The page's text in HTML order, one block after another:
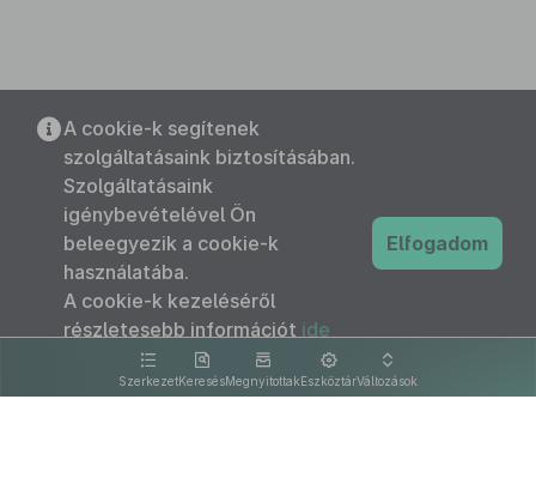
SzerkezetKeresésMegnyitottakEszköztárVáltozások
A cookie-k segítenek
szolgáltatásaink biztosításában.
Szolgáltatásaink
igénybevételével Ön
beleegyezik a cookie-k
használatába.
A cookie-k kezeléséről
részletesebb információt ide
kattintva olvashat.
Elfogadom